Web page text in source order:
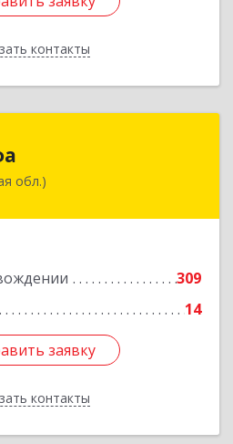
контакты
Назад
обл.)
309
14
заявку
контакты
Благовещенск г, Зейская
заявку
Назад